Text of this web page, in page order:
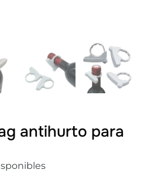
antihurto para